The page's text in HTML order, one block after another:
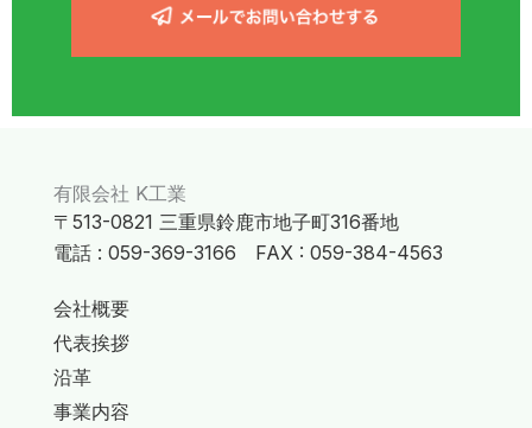
有限会社 K工業
〒513-0821 三重県鈴鹿市地子町316番地
電話 : 059-369-3166 FAX : 059-384-4563
会社概要
代表挨拶
沿革
事業内容